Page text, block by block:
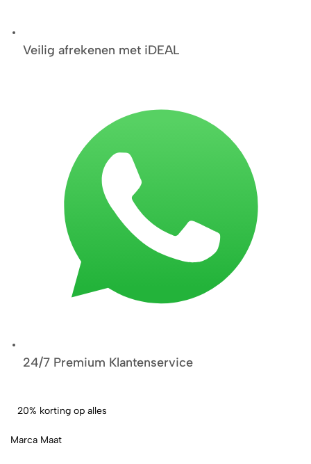
Veilig afrekenen met iDEAL
24/7 Premium Klantenservice
20% korting op alles
Marca Maat